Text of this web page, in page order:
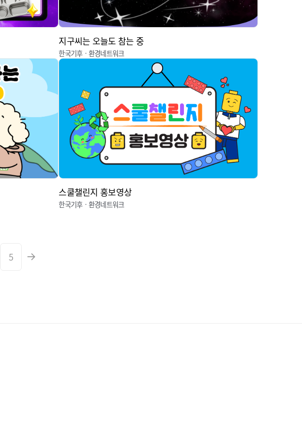
지구씨는 오늘도 참는 중
한국기후ㆍ환경네트워크
스쿨챌린지 홍보영상
한국기후ㆍ환경네트워크
5